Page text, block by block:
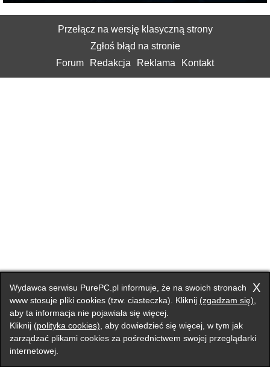
Przełącz na wersję klasyczną strony
Zgłoś błąd na stronie
Forum
Redakcja Reklama Kontakt
X
Wydawca serwisu PurePC.pl informuje, że na swoich stronach
www stosuje pliki cookies (tzw. ciasteczka). Kliknij (zgadzam się)
aby ta informacja nie pojawiała się więcej.
Kliknij (polityka cookies) , aby dowiedzieć się więcej, w tym jak
zarządzać plikami cookies za pośrednictwem swojej przeglądarki
internetowej.